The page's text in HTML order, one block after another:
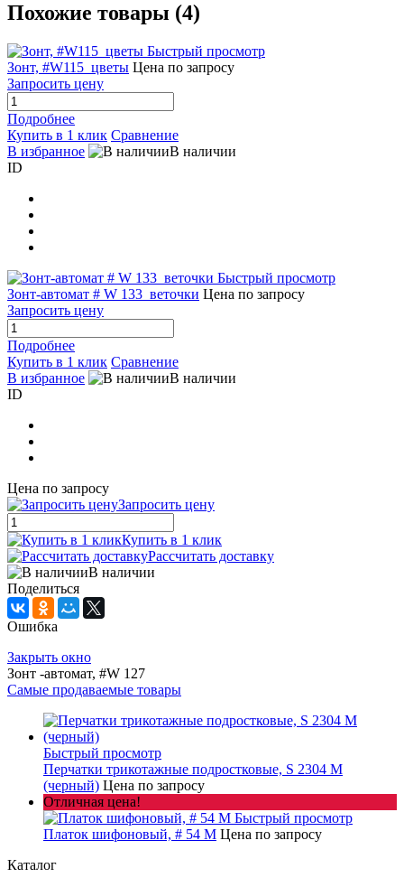
Похожие товары (4)
Быстрый просмотр
Зонт, #W115_цветы Цена по запросу
Запросить цену
Подробнее
Купить в 1 клик Сравнение
В избранное
В наличии
ID
Быстрый просмотр
Зонт-автомат # W 133_веточки Цена по запросу
Запросить цену
Подробнее
Купить в 1 клик Сравнение
В избранное
В наличии
ID
Цена по запросу
Запросить цену
Купить в 1 клик
Рассчитать доставку
В наличии
Поделиться
Ошибка
Закрыть окно
Зонт -автомат, #W 127
Самые продаваемые товары
Быстрый просмотр
Перчатки трикотажные подростковые, S 2304 M
(черный) Цена по запросу
Отличная цена!
Быстрый просмотр
Платок шифоновый, # 54 M Цена по запросу
Каталог